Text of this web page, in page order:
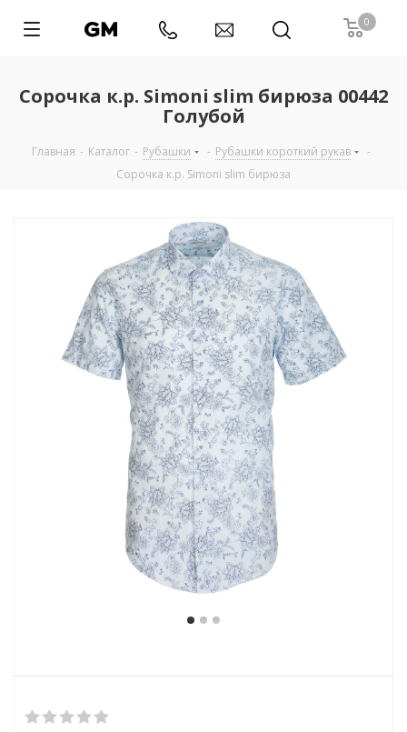
0
Сорочка к.р. Simoni slim бирюза 00442
Голубой
Главная - Каталог - Рубашки - Рубашки короткий рукав
-
Сорочка к.р. Simoni slim бирюза